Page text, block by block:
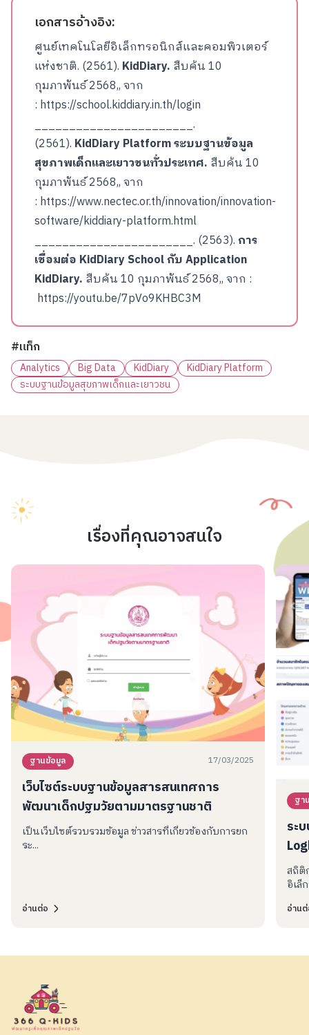
เอกสารอ้างอิง:
ศูนย์เทคโนโลยีอิเล็กทรอนิกส์และคอมพิวเตอร์
แห่งชาติ. (2561). KidDiary. สืบค้น 10
กุมภาพันธ์ 2568,, จาก
: https://school.kiddiary.in.th/login
_______________________.
(2561). KidDiary Platformระบบฐานข้อมูล
สุขภาพเด็กและเยาวชนทั่วประเทศ. สืบค้น 10
กุมภาพันธ์ 2568,, จาก
: https://www.nectec.or.th/innovation/innovation-
software/kiddiary-platform.html
_______________________. (2563).การ
เชื่อมต่อ KidDiary SchoolกับApplication
KidDiary. สืบค้น 10 กุมภาพันธ์ 2568,, จาก :
https://youtu.be/7pVo9KHBC3M
#แท็ก
Analytics Big Data KidDiary
KidDiary Platform
ระบบฐานข้อมูลสุขภาพเด็กและเยาวชน
เรื่องที่คุณอาจสนใจ
ฐานข้อมูล 17/03/2025
เว็บไซต์ระบบฐานข้อมูลสารสนเทศการ
พัฒนาเด็กปฐมวัยตามมาตรฐานชาติ
เป็นเว็บไซต์รวบรวมข้อมูล ข่าวสารที่เกี่ยวข้องกับการยก
ระ...
อ่านต่อ
ฐา
ระ
สถิติ
อิเล็
อ่าน